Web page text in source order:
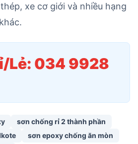
xe cơ giới và nhiều hạng
Lẻ: 034 9928
sơn chống rỉ 2 thành phần
sơn epoxy chống ăn mòn